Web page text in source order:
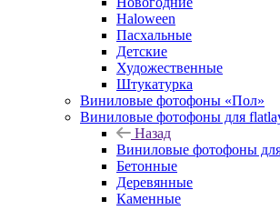
Haloween
Пасхальные
Детские
Художественные
Штукатурка
Виниловые фотофоны «Пол»
Виниловые фотофоны для
Назад
Виниловые фотофоны
Бетонные
Деревянные
Каменные